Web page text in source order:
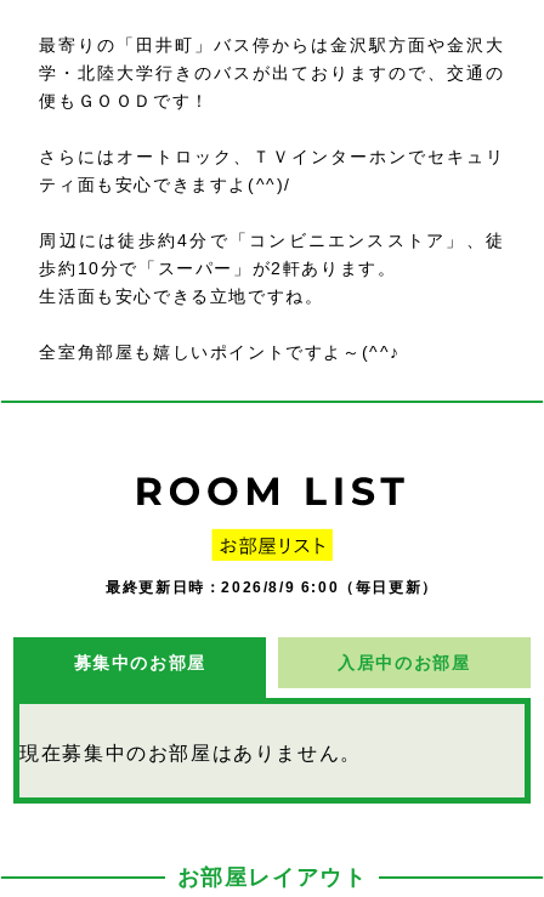
最寄りの「田井町」バス停からは金沢駅方面や金沢大
学・北陸大学行きのバスが出ておりますので、交通の
便もＧＯＯＤです！
さらにはオートロック、ＴＶインターホンでセキュリ
ティ面も安心できますよ(^^)/
周辺には徒歩約4分で「コンビニエンスストア」、徒
歩約10分で「スーパー」が2軒あります。
生活面も安心できる立地ですね。
全室角部屋も嬉しいポイントですよ～(^^♪
最終更新日時：2026/8/9 6:00（毎日更新）
募集中のお部屋 入居中のお部屋
現在募集中のお部屋はありません。
お部屋レイアウト